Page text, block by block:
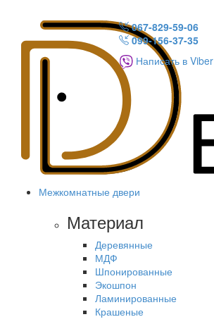
067-829-59-06
099-156-37-35
Написать в Viber
Межкомнатные двери
Материал
Деревянные
МДФ
Шпонированные
Экошпон
Ламинированные
Крашеные